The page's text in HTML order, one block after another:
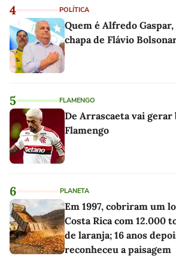
4 POLÍTICA
Quem é Alfredo
chapa de Flávio
5 FLAMENGO
De Arrascaeta vai gerar
Flamengo
6 PLANETA
Em 1997, cobriram um
Costa Rica com 12.000
de laranja; 16 anos
reconheceu a paisagem